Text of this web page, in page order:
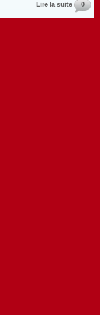
Lire la suite 0